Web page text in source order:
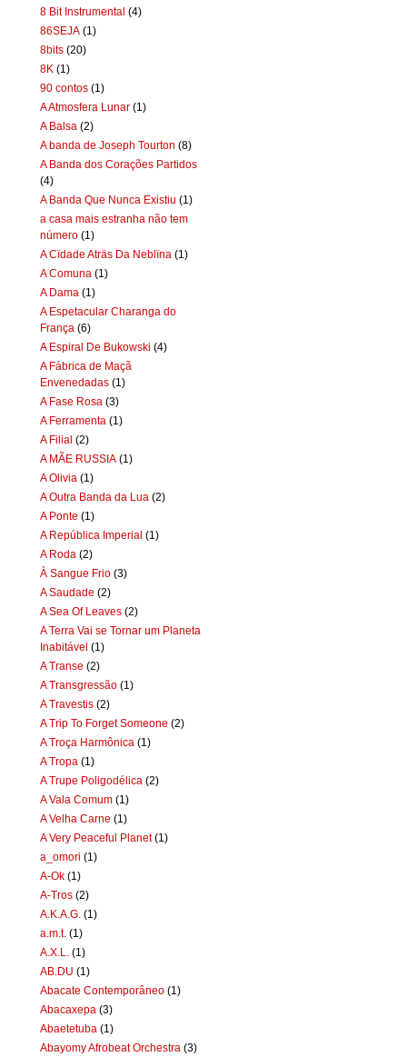
8 Bit Instrumental (4)
86SEJA (1)
8bits (20)
8K (1)
90 contos (1)
A Atmosfera Lunar (1)
A Balsa (2)
A banda de Joseph Tourton (8)
A Banda dos Corações Partidos
(4)
A Banda Que Nunca Existiu (1)
a casa mais estranha não tem
número (1)
A Cïdade Aträs Da Neblïna (1)
A Comuna (1)
A Dama (1)
A Espetacular Charanga do
França (6)
A Espiral De Bukowski (4)
A Fábrica de Maçã
Envenedadas (1)
A Fase Rosa (3)
A Ferramenta (1)
A Filial (2)
A MÃE RUSSIA (1)
A Olivia (1)
A Outra Banda da Lua (2)
A Ponte (1)
A República Imperial (1)
A Roda (2)
À Sangue Frio (3)
A Saudade (2)
A Sea Of Leaves (2)
A Terra Vai se Tornar um Planeta
Inabitável (1)
A Transe (2)
A Transgressão (1)
A Travestis (2)
A Trip To Forget Someone (2)
A Troça Harmônica (1)
A Tropa (1)
A Trupe Poligodélica (2)
A Vala Comum (1)
A Velha Carne (1)
A Very Peaceful Planet (1)
a_omori (1)
A-Ok (1)
A-Tros (2)
A.K.A.G. (1)
a.m.t. (1)
A.X.L.
(1)
AB.DU (1)
Abacate Contemporâneo (1)
Abacaxepa (3)
Abaetetuba (1)
Abayomy Afrobeat Orchestra (3)